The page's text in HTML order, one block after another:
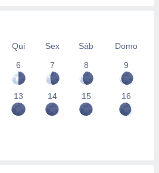
Qui Sex Sáb
Domo
6
7 8 9
13 14 15 16